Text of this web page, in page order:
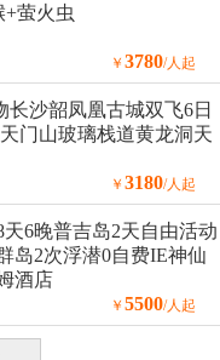
萤火虫
￥ 3780/人起
长沙韶凤凰古城双飞6日
门山玻璃栈道黄龙洞天
￥ 3180/人起
天6晚普吉岛2天自由活动
岛2次浮潜0自费IE神仙
酒店
￥ 5500/人起